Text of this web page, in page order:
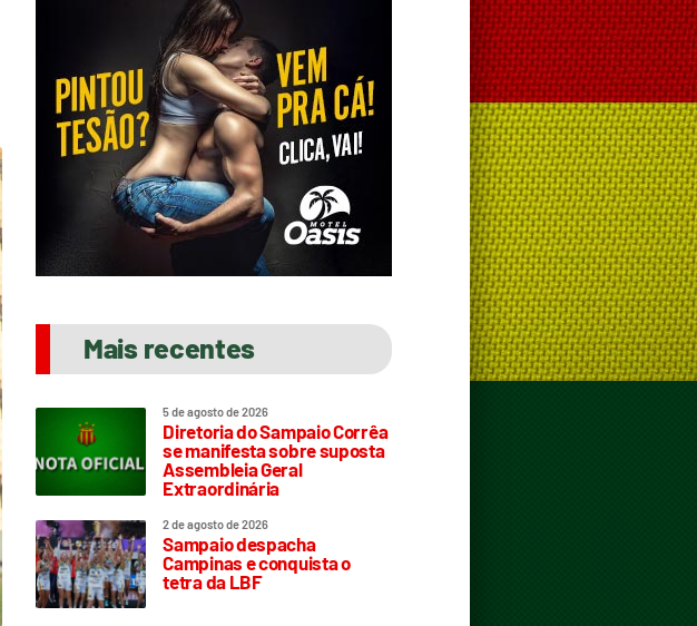
Mais recentes
5 de agosto de 2026
Diretoria do Sampaio Corrêa
se manifesta sobre suposta
Assembleia Geral
Extraordinária
2 de agosto de 2026
Sampaio despacha
Campinas e conquista o
tetra da LBF